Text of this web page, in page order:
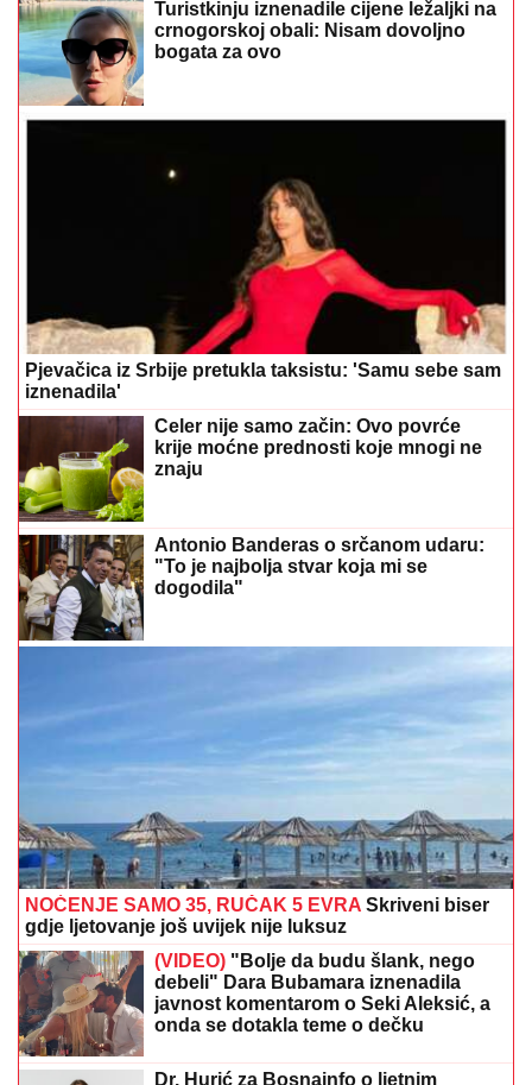
Turistkinju iznenadile cijene ležaljki na
crnogorskoj obali: Nisam dovoljno
bogata za ovo
Pjevačica iz Srbije pretukla taksistu: 'Samu sebe sam
iznenadila'
Celer nije samo začin: Ovo povrće
krije moćne prednosti koje mnogi ne
znaju
Antonio Banderas o srčanom udaru:
"To je najbolja stvar koja mi se
dogodila"
NOĆENJE SAMO 35, RUČAK 5 EVRA Skriveni biser
gdje ljetovanje još uvijek nije luksuz
(VIDEO) "Bolje da budu šlank, nego
debeli" Dara Bubamara iznenadila
javnost komentarom o Seki Aleksić, a
onda se dotakla teme o dečku
Dr. Hurić za Bosnainfo o ljetnim